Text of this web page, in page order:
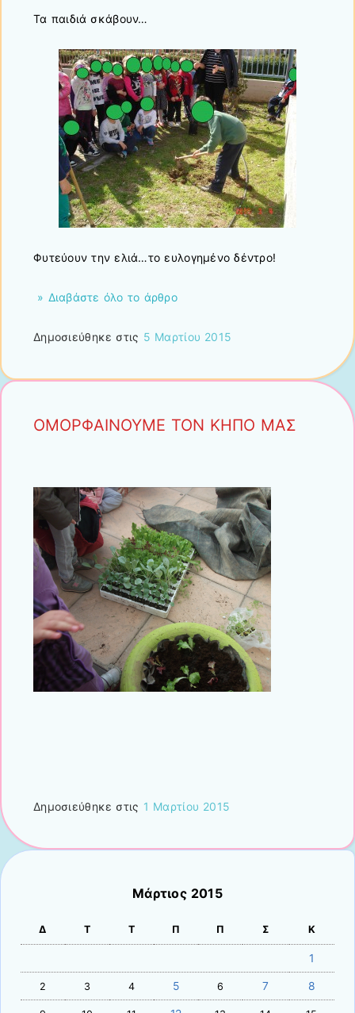
Τα παιδιά σκάβουν…
Φυτεύουν την ελιά…το ευλογημένο δέντρο!
» Διαβάστε όλο το άρθρο
Δημοσιεύθηκε στις 5 Μαρτίου 2015
ΟΜΟΡΦΑΙΝΟΥΜΕ ΤΟΝ ΚΗΠΟ ΜΑΣ
Δημοσιεύθηκε στις 1 Μαρτίου 2015
Μάρτιος 2015
Δ Τ Τ Π Π Σ Κ
1
2 3 4 5 6 7 8